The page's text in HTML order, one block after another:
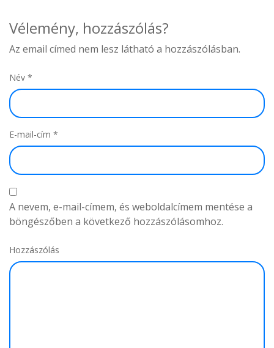
Vélemény, hozzászólás?
Az email címed nem lesz látható a hozzászólásban.
Név *
E-mail-cím *
A nevem, e-mail-címem, és weboldalcímem mentése a
böngészőben a következő hozzászólásomhoz.
Hozzászólás